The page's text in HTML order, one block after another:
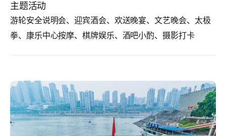
主题活动
游轮安全说明会、迎宾酒会、欢送晚宴、文艺晚会、太极
拳、康乐中心按摩、棋牌娱乐、酒吧小酌、摄影打卡